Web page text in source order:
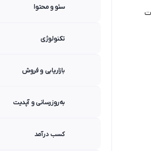
سئو و محتوا
تکنولوژی
بازاریابی و فروش
به‌روزرسانی و آپدیت
کسب درآمد